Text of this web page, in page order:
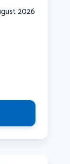
2026